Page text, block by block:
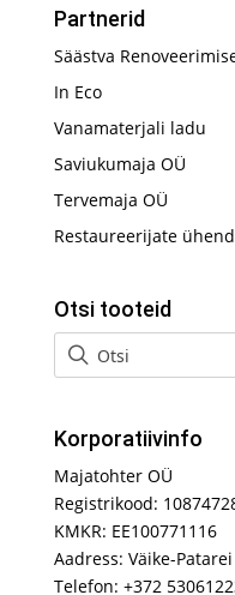
Partnerid
Säästva
In Eco
Vanamaterjali ladu
Saviukumaja OÜ
Tervemaja OÜ
Restaureerijate
Otsi tooteid
Korporatiivinfo
Majatohter OÜ
Registrikood:
KMKR: EE100771116
Aadress: Väike-
Telefon: +372